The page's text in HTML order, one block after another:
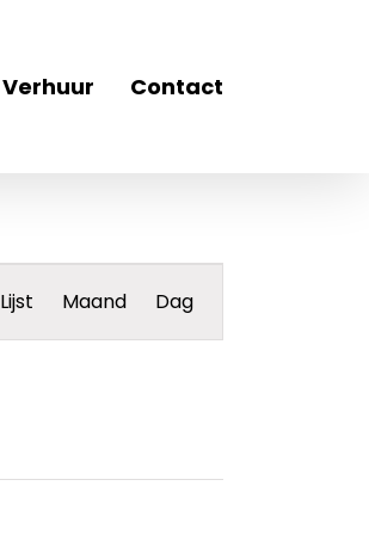
Verhuur Contact
weergaven
navigatie
Lijst Maand Dag